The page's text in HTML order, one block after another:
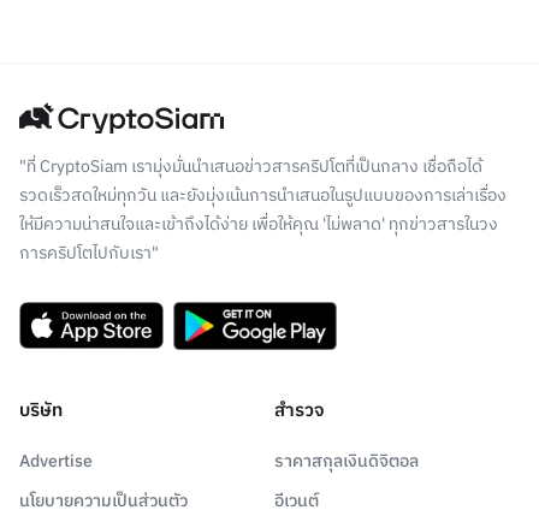
"ที่ CryptoSiam เรามุ่งมั่นนำเสนอข่าวสารคริปโตที่เป็นกลาง เชื่อถือได้
รวดเร็วสดใหม่ทุกวัน และยังมุ่งเน้นการนำเสนอในรูปแบบของการเล่าเรื่อง
ให้มีความน่าสนใจและเข้าถึงได้ง่าย เพื่อให้คุณ 'ไม่พลาด' ทุกข่าวสารในวง
การคริปโตไปกับเรา"
บริษัท
Advertise
นโยบายความเป็นส่วนตัว
สำรวจ
ราคาสกุลเงินดิจิตอล
อีเวนต์